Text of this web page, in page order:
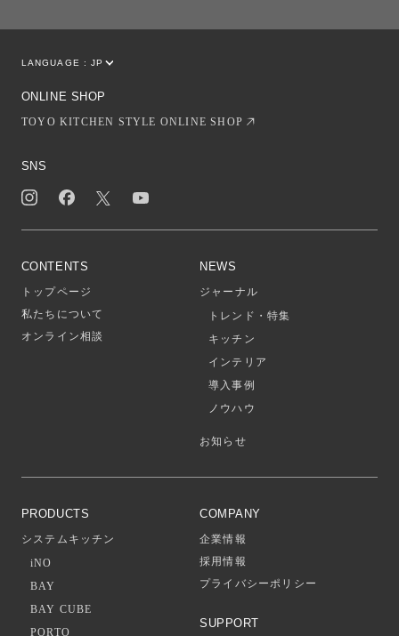
LANGUAGE : JP
ONLINE SHOP
TOYO KITCHEN STYLE ONLINE SHOP
SNS
CONTENTS
トップページ
私たちについて
オンライン相談
NEWS
ジャーナル
トレンド・特集
キッチン
インテリア
導入事例
ノウハウ
お知らせ
PRODUCTS
システムキッチン
iNO
BAY
BAY CUBE
PORTO
COMPANY
企業情報
採用情報
プライバシーポリシー
SUPPORT